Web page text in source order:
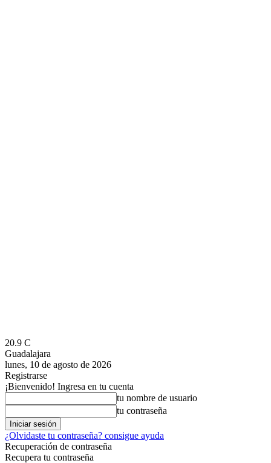
20.9 C
Guadalajara
lunes, 10 de agosto de 2026
Registrarse
¡Bienvenido! Ingresa en tu cuenta
tu nombre de usuario
tu contraseña
¿Olvidaste tu contraseña? consigue ayuda
Recuperación de contraseña
Recupera tu contraseña